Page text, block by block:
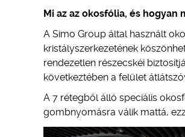
Mi az az okosfólia, és hogyan
A Simo Group által használt
kristályszerkezetének
rendezetlen részecskéi
következtében a felület
A 7 rétegből álló speciális
gombnyomásra válik mattá,